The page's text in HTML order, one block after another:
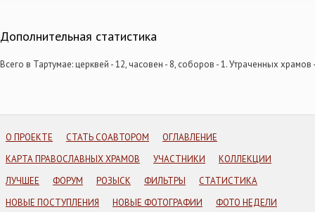
Дополнительная статистика
Всего в Тартумае: церквей - 12, часовен - 8, соборов - 1. Утраченных храмов
О ПРОЕКТЕ СТАТЬ СОАВТОРОМ
ОГЛАВЛЕНИЕ
КАРТА ПРАВОСЛАВНЫХ ХРАМОВ
УЧАСТНИКИ
КОЛЛЕКЦИИ
ЛУЧШЕЕ
ФОРУМ РОЗЫСК ФИЛЬТРЫ
СТАТИСТИКА
НОВЫЕ ПОСТУПЛЕНИЯ
НОВЫЕ ФОТОГРАФИИ ФОТО НЕДЕЛИ